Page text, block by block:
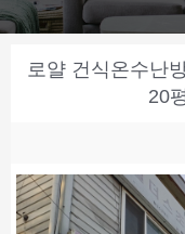
로얄 건식온수난
20